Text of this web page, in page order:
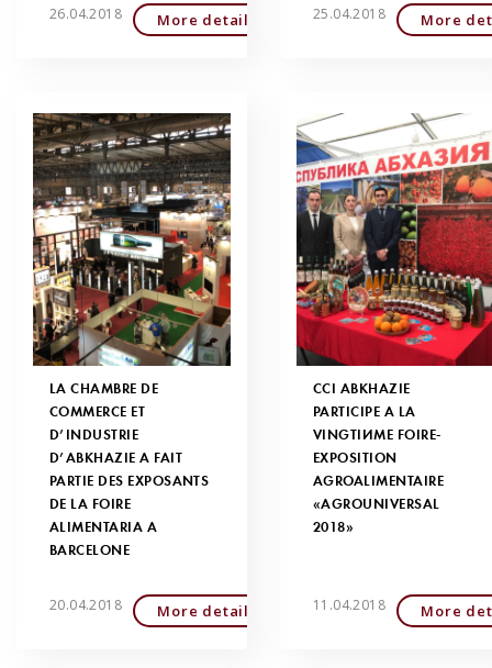
26.04.2018 More detailed 25.04.2018 More
LA CHAMBRE DE
COMMERCE ET
D’INDUSTRIE
D’ABKHAZIE A FAIT
PARTIE DES EXPOSANTS
DE LA FOIRE
ALIMENTARIA À
BARCELONE
20.04.2018 More detailed
CCI ABKHAZIE
PARTICIPE À LA
VINGTIÈME FOIRE-
EXPOSITION
AGROALIMENTAIRE
«AGROUNIVERSAL
2018»
11.04.2018 More